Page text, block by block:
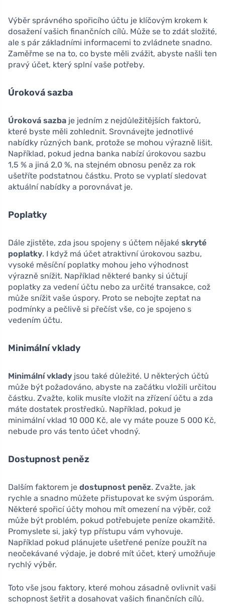
Výběr správného spořicího účtu je klíčovým krokem k
dosažení vašich finančních cílů. Může se to zdát složité,
ale s pár základními informacemi to zvládnete snadno.
Zaměřme se na to, co byste měli zvážit, abyste našli ten
pravý účet, který splní vaše potřeby.
Úroková sazba
Úroková sazba je jedním z nejdůležitějších faktorů,
které byste měli zohlednit. Srovnávejte jednotlivé
nabídky různých bank, protože se mohou výrazně lišit.
Například, pokud jedna banka nabízí úrokovou sazbu
1,5 % a jiná 2,0 %, na stejném obnosu peněz za rok
ušetříte podstatnou částku. Proto se vyplatí sledovat
aktuální nabídky a porovnávat je.
Poplatky
Dále zjistěte, zda jsou spojeny s účtem nějaké skryté
poplatky. I když má účet atraktivní úrokovou sazbu,
vysoké měsíční poplatky mohou jeho výhodnost
výrazně snížit. Například některé banky si účtují
poplatky za vedení účtu nebo za určité transakce, což
může snížit vaše úspory. Proto se nebojte zeptat na
podmínky a pečlivě si přečíst vše, co je spojeno s
vedením účtu.
Minimální vklady
Minimální vklady jsou také důležité. U některých účtů
může být požadováno, abyste na začátku vložili určitou
částku. Zvažte, kolik musíte vložit na zřízení účtu a zda
máte dostatek prostředků. Například, pokud je
minimální vklad 10 000 Kč, ale vy máte pouze 5 000 Kč,
nebude pro vás tento účet vhodný.
Dostupnost peněz
Dalším faktorem je dostupnost peněz. Zvažte, jak
rychle a snadno můžete přistupovat ke svým úsporám.
Některé spořicí účty mohou mít omezení na výběr, což
může být problém, pokud potřebujete peníze okamžitě.
Promyslete si, jaký typ přístupu vám vyhovuje.
Například pokud plánujete ušetřené peníze použít na
neočekávané výdaje, je dobré mít účet, který umožňuje
rychlý výběr.
Toto vše jsou faktory, které mohou zásadně ovlivnit vaši
schopnost šetřit a dosahovat vašich finančních cílů.